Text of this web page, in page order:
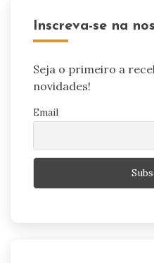
Inscreva-se na
Seja o primeiro a
novidades!
Email